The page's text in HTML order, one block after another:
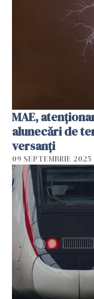
MAE,
alunecări de
versanţi
09 SEPTEMBRIE 2025